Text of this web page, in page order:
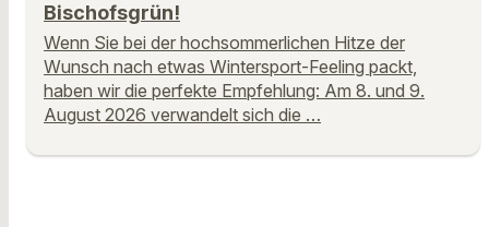
Bischofsgrün!
Wenn Sie bei der hochsommerlichen Hitze der
Wunsch nach etwas Wintersport-Feeling packt,
haben wir die perfekte Empfehlung: Am 8. und 9.
August 2026 verwandelt sich die …